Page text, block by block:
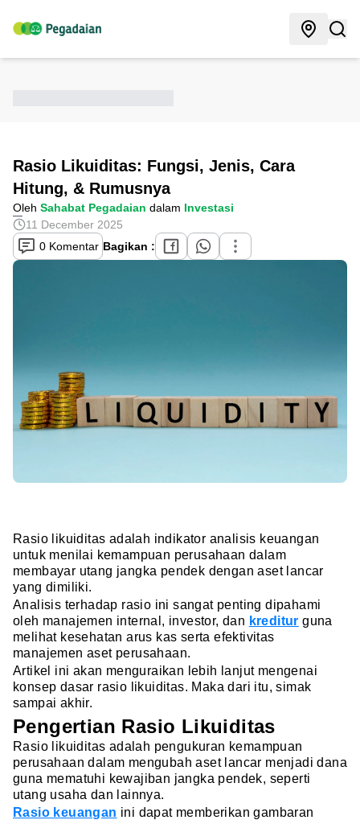
Rasio Likuiditas: Fungsi, Jenis, Cara
Hitung, & Rumusnya
Oleh Sahabat Pegadaian dalam Investasi
11 December 2025
0 Komentar Bagikan :
Rasio likuiditas adalah indikator analisis keuangan
untuk menilai kemampuan perusahaan dalam
membayar utang jangka pendek dengan aset lancar
yang dimiliki.
Analisis terhadap rasio ini sangat penting dipahami
oleh manajemen internal, investor, dan kreditur guna
melihat kesehatan arus kas serta efektivitas
manajemen aset perusahaan.
Artikel ini akan menguraikan lebih lanjut mengenai
konsep dasar rasio likuiditas. Maka dari itu, simak
sampai akhir.
Pengertian Rasio Likuiditas
Rasio likuiditas adalah pengukuran kemampuan
perusahaan dalam mengubah aset lancar menjadi dana
guna mematuhi kewajiban jangka pendek, seperti
utang usaha dan lainnya.
Rasio keuangan ini dapat memberikan gambaran